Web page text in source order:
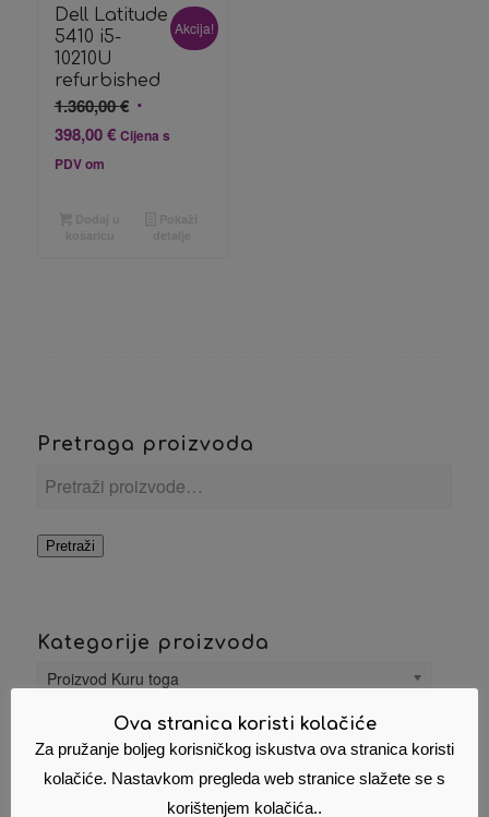
Dell Latitude
5410 i5-
10210U
refurbished
1.360,00€ Izvorna
cijena
398,00€Trenutna
Cijena s
PDV om
Akcija!
Pretraga proizvoda
Pretraži
Kategorije proizvoda
Proizvod Kuru toga
Proizvod FormatOva stranica koristi kolačiće
Za pružanje boljeg korisničkog iskustva ova stranica koristi
kolačiće. Nastavkom pregleda web stranice slažete se s
korištenjem kolačića..